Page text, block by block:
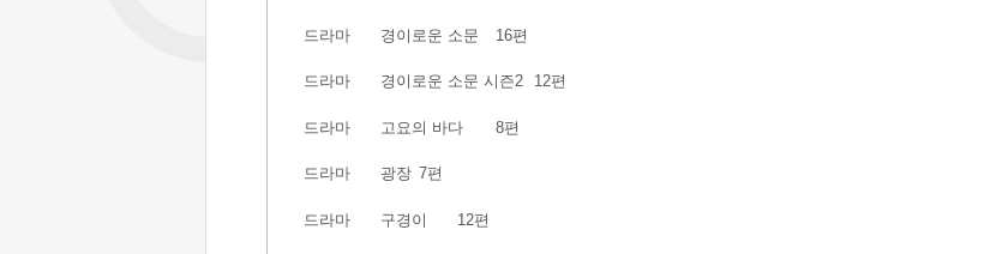
드라마 경이로운 소문 16편
드라마 경이로운 소문 시즌2 12편
드라마 고요의 바다 8편
드라마 광장 7편
드라마 구경이 12편